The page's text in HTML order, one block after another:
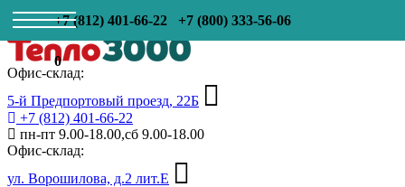
+7 (812) 401-66-22 +7 (800) 333-56-06
0
Офис-склад:
5-й Предпортовый проезд, 22Б
+7 (812) 401-66-22
пн-пт 9.00-18.00,сб 9.00-18.00
Офис-склад:
ул. Ворошилова, д.2 лит.Е